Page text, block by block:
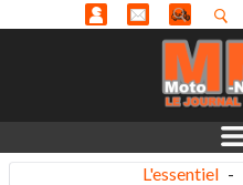
L'essentiel -